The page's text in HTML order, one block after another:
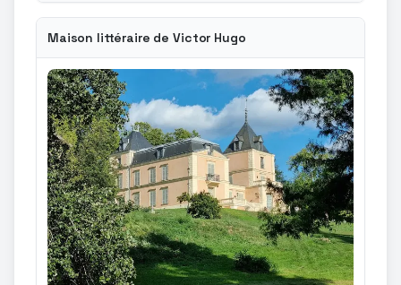
Maison littéraire de Victor Hugo